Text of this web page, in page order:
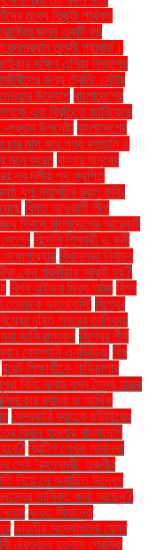
মধ্যে কিছুটা পার্থক্য
জন্য একটি বড়
তুলসী গ্যাবার্ড।
দক্ষিণ এশিয়া বিভাগের
জন্য ট্রেনিং সেন্টার
উদ্যোগ বাংলাদেশের
এক বিবৃতিতে জানিয়েছে
প্রধান উপদেষ্টা বাংলাদেশের
চার মাস ধরে পণ্য রপ্তানি ৪
মনে করেন বাংলার মানুষের
সব দলীয় পদ স্থগিত
যুগ্ম মহাসচিব রুহুল কবির
বিগত আওয়ামী লীগ
দিবসে বাংলাদেশের আরেকটি
গেলেন বিদেশি শিক্ষার্থী ও কর্মী
বিধানসভা নির্বাচন
কেন পরকীয়ায় আকৃষ্ট হয়?
বিশ্ব এইডস দিবস আজ বিশ্ব
তোমাকে ভালোবাসি' বিশ্বের
দূষিত শহরের তালিকায়
ভাজিরালংকর্ন বিশ্বের শীর্ষ
কোম্পানি এনভিডিয়া বিষ
বুয়েট শিক্ষার্থীকে গাড়িচাপার
বিবি: দাবায় যখন সৈন্য হারায়
ব্যাংক ও আর্থিক
বেসরকারি ব্যাংকে ছাঁটাইয়ের
বিমান হামলায় বাংলাদেশি
ব্রিটিশ লেখক সামান্থা
সেই ‘রহস্যময়ী’ তরুণীর
নিয়ে যে অযাচিত উদ্বেগ
তালিকা: কারা আছেন?
ভারত সীমান্তে
ভারতীয় সংস্থাগুলো যেসব
নারওয়াল হত্যায় প্রেমিক